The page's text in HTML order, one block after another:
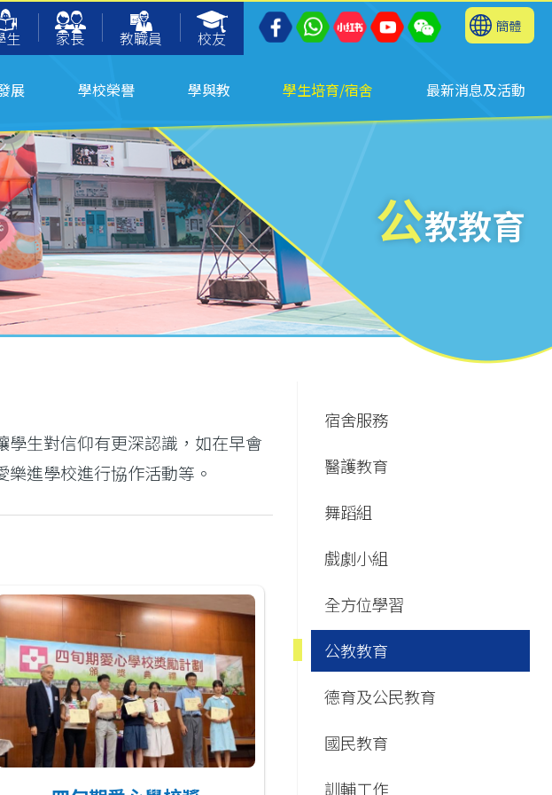
生
家長 教職員 校友
簡體
展 學校榮譽 學與教 學生培育/宿舍 最新消息及活動
公教教育
生對信仰有更深認識，如在早會
進學校進行協作活動等。
navigation
宿舍服務
醫護教育
舞蹈組
戲劇小組
全方位學習
公教教育
德育及公民教育
國民教育
訓輔工作